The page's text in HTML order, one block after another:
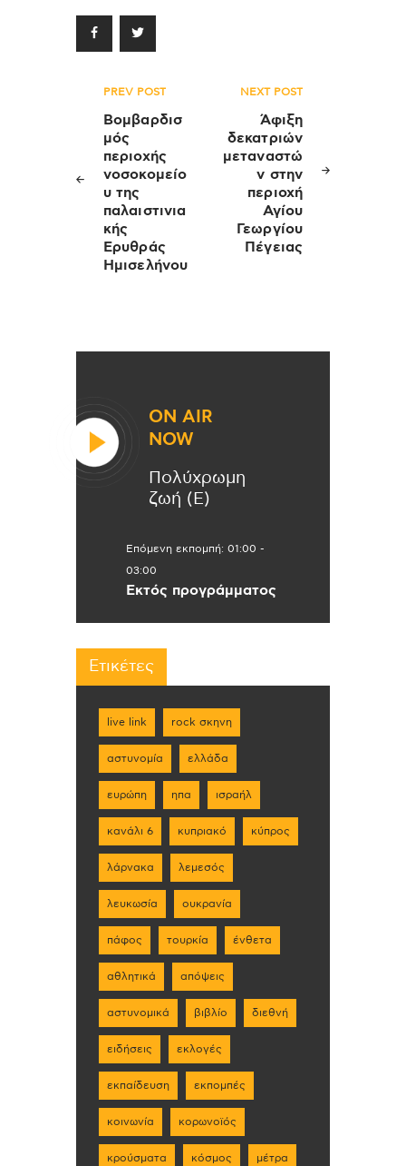
Πλοήγηση
άρθρων
PREV POST
Βομβαρδισ
μός
περιοχής
νοσοκομείο
υ της
παλαιστινια
κής
Ερυθράς
Ημισελήνου
NEXT POST
Άφιξη
δεκατριών
μεταναστώ
ν στην
περιοχή
Αγίου
Γεωργίου
Πέγειας
ON AIR
NOW
Πολύχρωμη
ζωή (Ε)
Επόμενη εκπομπή: 01:00 -
03:00
Εκτός προγράμματος
Ετικέτες
live link rock σκηνη
αστυνομία ελλάδα
ευρώπη ηπα ισραήλ
κανάλι 6 κυπριακό κύπρος
λάρνακα λεμεσός
λευκωσία ουκρανία
πάφος τουρκία ένθετα
αθλητικά απόψεις
αστυνομικά βιβλίο διεθνή
ειδήσεις εκλογές
εκπαίδευση εκπομπές
κοινωνία κορωνοϊός
κρούσματα κόσμος μέτρα